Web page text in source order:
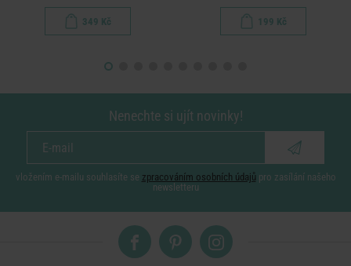
349 Kč 199 Kč
Nenechte si ujít novinky!
vložením e-mailu souhlasíte se zpracováním osobních údajů pro zasílání našeho
newsletteru